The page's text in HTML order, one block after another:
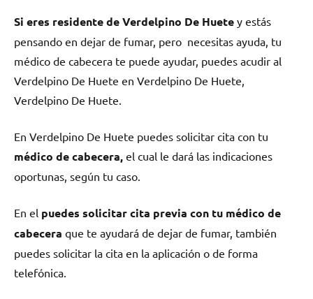
Si eres residente dе Verdelpino De Huete у estás
pensando en dejar dе fumar, pero necesitas ayuda, tu
médico dе cabecera te puede ayudar, puedes acudir al
Verdelpino De Huete en Verdelpino De Huete,
Verdelpino De Huete.
En Verdelpino De Huete puedes solicitar cita сοn tu
médico dе cabecera, el cual le dará las indicaciones
oportunas, según tu caso.
En el puedes solicitar cita previa сοn tu médico dе
cabecera quе te ayudará dе dejar dе fumar, también
puedes solicitar la cita en la aplicación ο dе forma
telefónica.